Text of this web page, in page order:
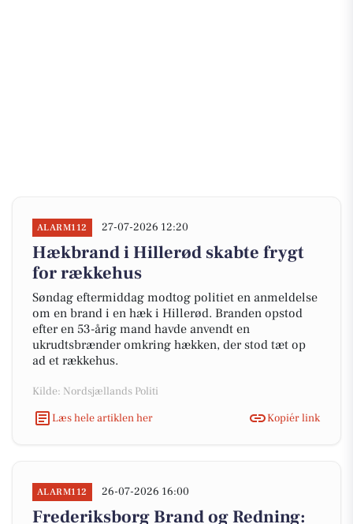
ALARM112 27-07-2026 12:20
Hækbrand i Hillerød skabte frygt
for rækkehus
Søndag eftermiddag modtog politiet en anmeldelse
om en brand i en hæk i Hillerød. Branden opstod
efter en 53-årig mand havde anvendt en
ukrudtsbrænder omkring hækken, der stod tæt op
ad et rækkehus.
Kilde: Nordsjællands Politi
Læs hele artiklen her
Kopiér link
ALARM112 26-07-2026 16:00
Frederiksborg Brand og Redning: